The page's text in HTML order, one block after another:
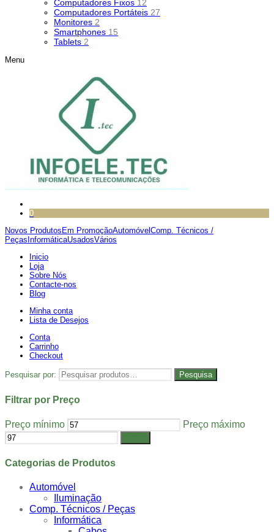
Computadores Fixos 12
Computadores Portáteis 27
Monitores 2
Smartphones 15
Tablets 2
Menu
0
Novos Produtos Em PromoçãoAutomóvel Comp. Técnicos /
Peças InformáticaUsadosVários
Inicio
Loja
Sobre Nós
Contacte-nos
Blog
Minha conta
Lista de Desejos
Conta
Carrinho
Checkout
Pesquisar por: Pesquisa
Filtrar por Preço
Preço mínimo Preço máximo
Categorias de Produtos
Automóvel
Iluminação
Comp. Técnicos / Peças
Informática